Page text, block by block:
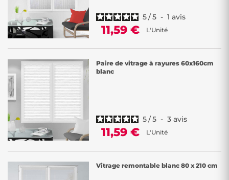
5/5 - 1 avis
11,59 € L'Unité
Paire de vitrage à rayures 60x160cm
blanc
5/5 - 3 avis
11,59 € L'Unité
Vitrage remontable blanc 80 x 210 cm